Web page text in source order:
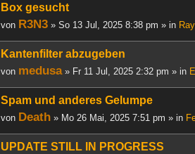
Box gesucht
von R3N3 » So 13 Jul, 2025 8:38 pm » in
Kantenfilter abzugeben
von medusa» Fr 11 Jul, 2025 2:32 pm » in
Spam und anderes Gelumpe
von Death » Mo 26 Mai, 2025 7:51 pm » in
UPDATE STILL IN PROGRESS